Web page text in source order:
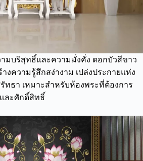
ามบริสุทธิ์และความมั่งคั่ง ดอกบัวสีขาว
งความรู้สึกสง่างาม เปล่งประกายแห่ง
ธา เหมาะสำหรับห้องพระที่ต้องการ
ละศักดิ์สิทธิ์